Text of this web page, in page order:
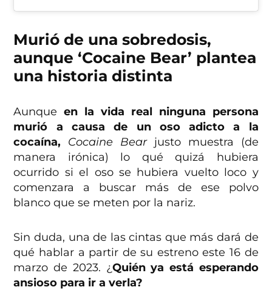
Murió de una sobredosis,
aunque ‘Cocaine Bear’ plantea
una historia distinta
Aunqueen la vida real ninguna persona
murió a causa de un oso adicto a la
cocaína,
Cocaine Bear justo muestra (de
manera irónica) lo qué quizá hubiera
ocurrido si el oso se hubiera vuelto loco y
comenzara a buscar más de ese polvo
blanco que se meten por la nariz.
Sin duda, una de las cintas que más dará de
qué hablar a partir de su estreno este 16 de
marzo de 2023. ¿Quién ya está esperando
ansioso para ir a verla?